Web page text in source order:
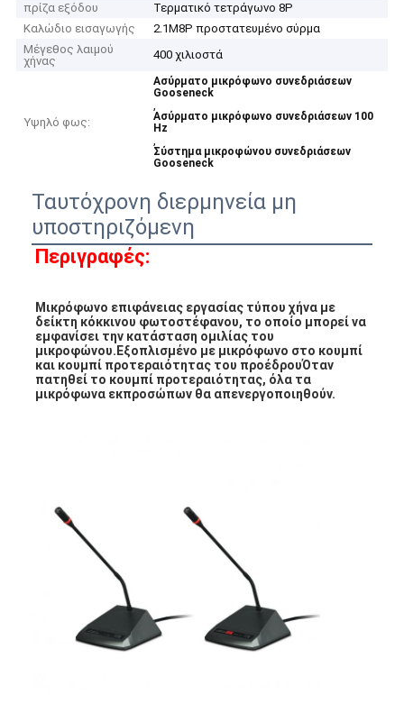
πρίζα εξόδου
Τερματικό τετράγωνο 8P
Καλώδιο εισαγωγής
2.1M8P προστατευμένο σύρμα
Μέγεθος λαιμού
χήνας
400 χιλιοστά
Υψηλό φως:
Ασύρματο μικρόφωνο συνεδριάσεων
Gooseneck
,
Ασύρματο μικρόφωνο συνεδριάσεων 100
Hz
,
Σύστημα μικροφώνου συνεδριάσεων
Gooseneck
Ταυτόχρονη διερμηνεία μη
υποστηριζόμενη
Περιγραφές:
Μικρόφωνο επιφάνειας εργασίας τύπου χήνα με
δείκτη κόκκινου φωτοστέφανου, το οποίο μπορεί να
εμφανίσει την κατάσταση ομιλίας του
μικροφώνου.Εξοπλισμένο με μικρόφωνο στο κουμπί
και κουμπί προτεραιότητας του προέδρουΌταν
πατηθεί το κουμπί προτεραιότητας, όλα τα
μικρόφωνα εκπροσώπων θα απενεργοποιηθούν.